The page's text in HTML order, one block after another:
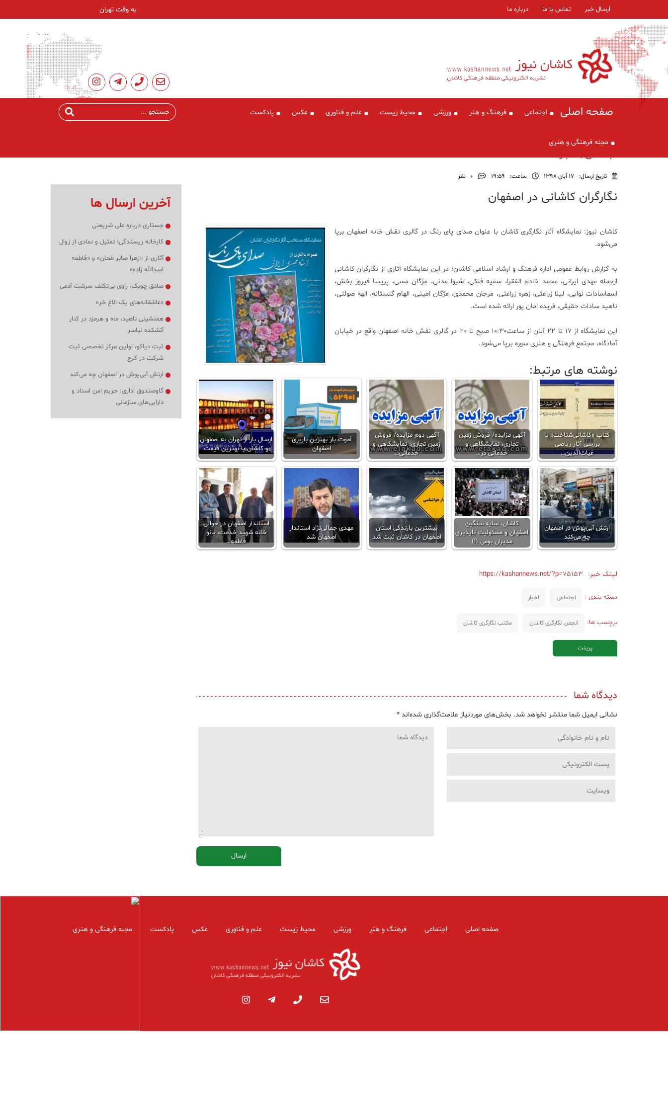
ارسال خبر تماس با ما درباره ما به وقت تهران
صفحه اصلی اجتماعی فرهنگ و هنر ورزشی محیط زیست علم و فناوری عکس پادکست
مجله فرهنگی و هنری
اجتماعی , اخبار
تاریخ ارسال: 17 آبان 1398 ساعت: ۱۹:۵۹ 0 نظر
نگارگران کاشانی در اصفهان
کاشان نیوز: نمایشگاه آثار نگارگری کاشان با عنوان صدای پای رنگ در گالری نقش خانه اصفهان برپا
می‌شود.
به گزارش روابط عمومی اداره فرهنگ و ارشاد اسلامی کاشان؛ در این نمایشگاه آثاری از نگارگران کاشانی
ازجمله مهدی ایرانی، محمد خادم الفقرا، سمیه فلکی، شیوا مدنی، مژگان مسی، پریسا فیروز بخش،
اسماسادات نوابی، لیلا زراعتی، زهره زراعتی، مرجان محمدی، مژگان امینی، الهام گلستانه، الهه صولتی،
ناهید سادات حقیقی، فریده امان پور ارائه شده است.
این نمایشگاه از ۱۷ تا ۲۲ آبان از ساعت١٠:۳۰ صبح تا ٢٠ در گالری نقش خانه اصفهان واقع در خیابان
آمادگاه، مجتمع فرهنگی و هنری سوره برپا می‌شود.
نوشته های مرتبط:
کتاب «کاشانی‌شناخت» با
بررسی آثار ریاضی
غیاث‌الدین…
آگهی مزایده/ فروش زمین
تجاری، نمایشگاهی و
خدماتی در…
آگهی دوم مزایده/ فروش
زمین تجاری، نمایشگاهی و
خدماتی…
آموت بار بهترین باربری
اصفهان
ارسال بار از تهران به اصفهان
و کاشان با بهترین قیمت
ارتش آبی‌پوش در اصفهان
چه می‌کند
کاشان، سایه سنگین
اصفهان و مسئولیت ناپذیری
مدیران بومی (1)
بیشترین بارندگی استان
اصفهان در کاشان ثبت شد
مهدی جمالی‌نژاد استاندار
اصفهان شد
استاندار اصفهان در حوالی
خانه شهید خدمت، بانو
فاطمه…
لینک خبر: https://kashannews.net/?p=75153
دسته بندی : اجتماعی اخبار
برچسب ها: انجمن نگارگری کاشان مکتب نگارگری کاشان
پرینت
دیدگاه شما
نشانی ایمیل شما منتشر نخواهد شد. بخش‌های موردنیاز علامت‌گذاری شده‌اند *
آخرین ارسال ها
جستاری درباره علی شریعتی
کارخانه ریسندگی؛ تمثیل و نمادی از زوال
آثاری از «زهرا صابر طحان» و «فاطمه
اسدالله زاده»
صادق چوبک، راوی بی‌تکلف سرشت آدمی
«عاشقانه‌های یک الاغ خر»
همنشینی ناهید، ماه و هرمزد در کنار
آتشکده نیاسر
ثبت دیاکو، اولین مرکز تخصصی ثبت
شرکت در کرج
ارتش آبی‌پوش در اصفهان چه می‌کند
گاوصندوق اداری: حریم امن اسناد و
دارایی‌های سازمانی
صفحه اصلی اجتماعی فرهنگ و هنر ورزشی محیط زیست علم و فناوری عکس پادکست مجله فرهنگی و هنری